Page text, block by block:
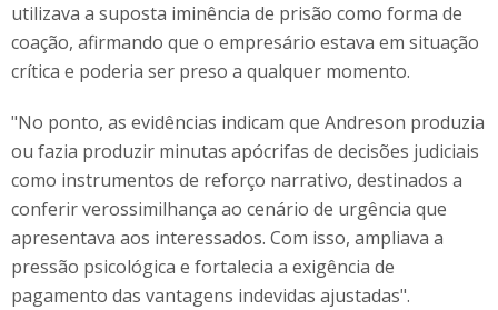
utilizava a suposta iminência de prisão como forma de
coação, afirmando que o empresário estava em situação
crítica e poderia ser preso a qualquer momento.
"No ponto, as evidências indicam que Andreson produzia
ou fazia produzir minutas apócrifas de decisões judiciais
como instrumentos de reforço narrativo, destinados a
conferir verossimilhança ao cenário de urgência que
apresentava aos interessados. Com isso, ampliava a
pressão psicológica e fortalecia a exigência de
pagamento das vantagens indevidas ajustadas".